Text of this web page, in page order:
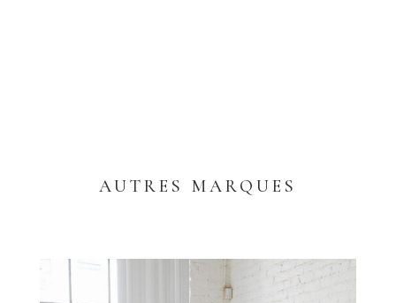
AUTRES MARQUES